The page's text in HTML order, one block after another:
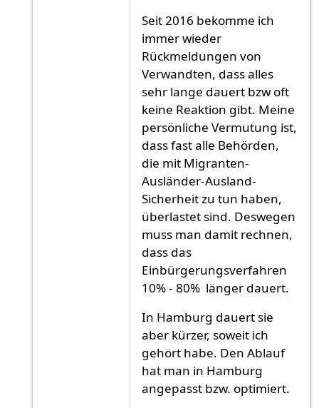
Seit 2016 bekomme ich
immer wieder
Rückmeldungen von
Verwandten, dass alles
sehr lange dauert bzw oft
keine Reaktion gibt. Meine
persönliche Vermutung ist,
dass fast alle Behörden,
die mit Migranten-
Ausländer-Ausland-
Sicherheit zu tun haben,
überlastet sind. Deswegen
muss man damit rechnen,
dass das
Einbürgerungsverfahren
10% - 80% länger dauert.
In Hamburg dauert sie
aber kürzer, soweit ich
gehört habe. Den Ablauf
hat man in Hamburg
angepasst bzw. optimiert.